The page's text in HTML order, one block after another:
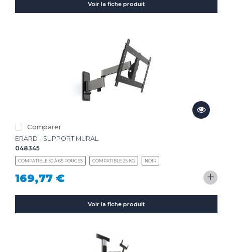
Voir la fiche produit
Comparer
ERARD - SUPPORT MURAL
048345
COMPATIBLE 30 À 65 POUCES COMPATIBLE 25 KG NOIR
169,77 € +
Voir la fiche produit